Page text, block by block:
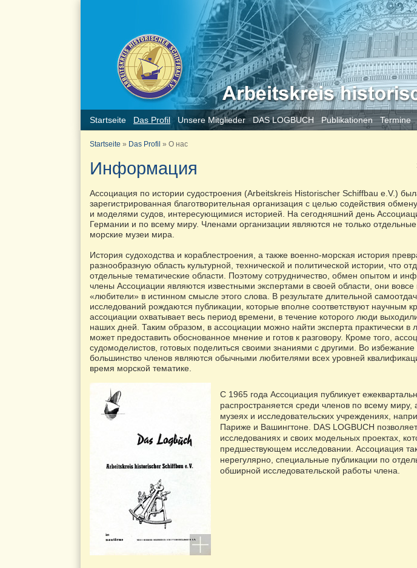
Startseite Das Profil Unsere Mitglieder DAS LOGBUCH Publikationen Termine
Startseite » Das Profil » О нас
Информация
Ассоциация по истории судостроения (Arbeitskreis Historischer Schiffbau e.V.)
зарегистрированная благотворительная организация с целью содействия
и моделями судов, интересующимися историей. На сегодняшний день
Германии и по всему миру. Членами организации являются не только
морские музеи мира.
История судоходства и кораблестроения, а также военно-морская история
разнообразную область культурной, технической и политической истории, что
отдельные тематические области. Поэтому сотрудничество, обмен опытом и
члены Ассоциации являются известными экспертами в своей области, они
«любители» в истинном смысле этого слова. В результате длительной
исследований рождаются публикации, которые вполне соответствуют научным
ассоциации охватывает весь период времени, в течение которого люди
наших дней. Таким образом, в ассоциации можно найти эксперта практически в
может предоставить обоснованное мнение и готов к разговору. Кроме того,
судомоделистов, готовых поделиться своими знаниями с другими. Во
большинство членов являются обычными любителями всех уровней
время морской тематике.
С 1965 года Ассоциация публикует
распространяется среди членов по всему миру,
музеях и исследовательских учреждениях,
Париже и Вашингтоне. DAS LOGBUCH
исследованиях и своих модельных проектах,
предшествующем исследовании. Ассоциация
нерегулярно, специальные публикации по
обширной исследовательской работы члена.